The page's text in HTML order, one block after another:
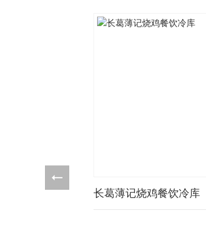
长葛薄记烧鸡餐饮冷库